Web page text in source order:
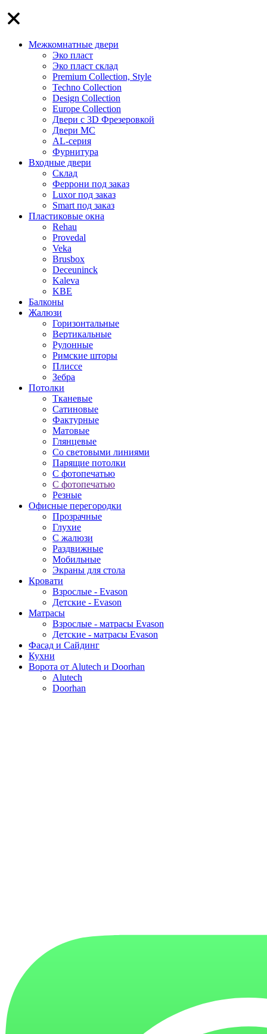
Межкомнатные двери
Эко пласт
Эко пласт склад
Premium Collection, Style
Techno Collection
Design Collection
Europe Collection
Двери с 3D Фрезеровкой
Двери МС
AL-серия
Фурнитура
Входные двери
Склад
Феррони под заказ
Luxor под заказ
Smart под заказ
Пластиковые окна
Rehau
Provedal
Veka
Brusbox
Deceuninck
Kaleva
KBE
Балконы
Жалюзи
Горизонтальные
Вертикальные
Рулонные
Римские шторы
Плиссе
Зебра
Потолки
Тканевые
Сатиновые
Фактурные
Матовые
Глянцевые
Со световыми линиями
Парящие потолки
С фотопечатью
С фотопечатью
Резные
Офисные перегородки
Прозрачные
Глухие
С жалюзи
Раздвижные
Мобильные
Экраны для стола
Кровати
Взрослые - Evason
Детские - Evason
Матрасы
Взрослые - матрасы Evason
Детские - матрасы Evason
Фасад и Сайдинг
Кухни
Ворота от Alutech и Doorhan
Alutech
Doorhan